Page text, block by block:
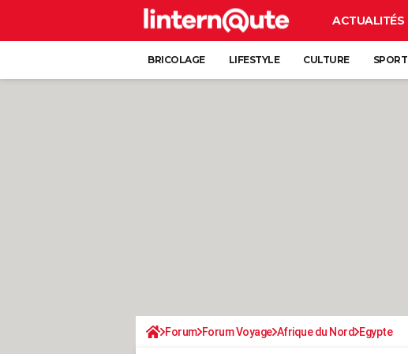
ACTUALITÉS
BRICOLAGE LIFESTYLE CULTURE SPORT
Forum Forum Voyage Afrique du Nord Egypte